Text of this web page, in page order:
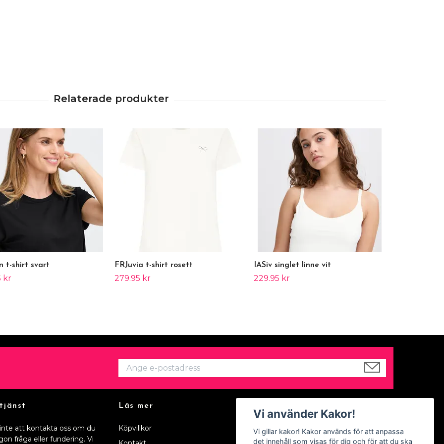
t-shirt svart
kr
FRJuvia t-shirt rosett
279.95 kr
IASiv singlet linne vit
229.95 kr
att kontakta oss om du
fråga eller fundering. Vi
Läs mer
Köpvillkor
Facebook
Vi använder Kakor!
Vi gillar kakor! Kakor används för att anpassa
det innehåll som visas för dig och för att du ska